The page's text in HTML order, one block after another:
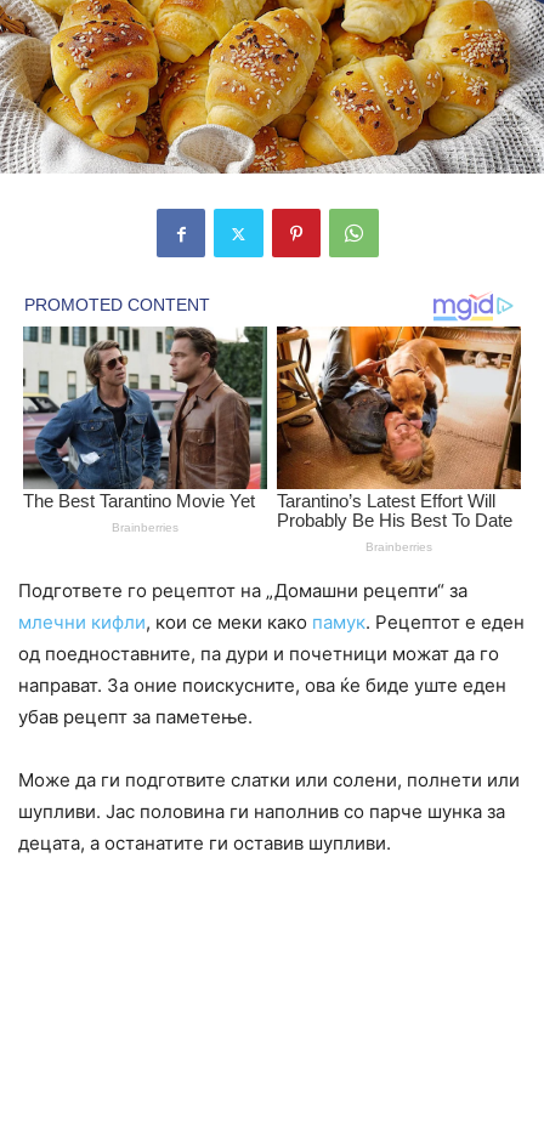
Подгответе го рецептот на „Домашни рецепти“ за
млечни кифли, кои се меки како памук. Рецептот е еден
од поедноставните, па дури и почетници можат да го
направат. За оние поискусните, ова ќе биде уште еден
убав рецепт за паметење.
Може да ги подготвите слатки или солени, полнети или
шупливи. Јас половина ги наполнив со парче шунка за
децата, а останатите ги оставив шупливи.